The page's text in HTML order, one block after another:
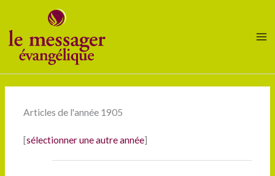
contenu
Articles de l'année 1905
[sélectionner une autre année]